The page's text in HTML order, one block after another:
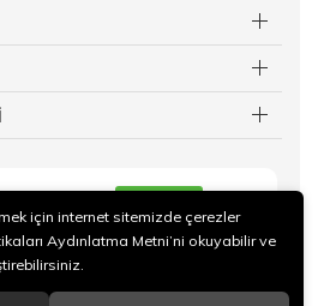
için internet sitemizde çerezler
Aydınlatma Metni’ni okuyabilir ve